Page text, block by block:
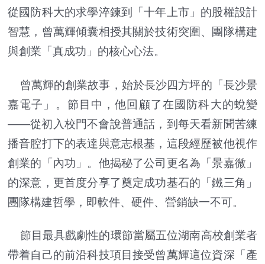
從國防科大的求學淬鍊到「十年上市」的股權設計
智慧，曾萬輝傾囊相授其關於技術突圍、團隊構建
與創業「真成功」的核心心法。
曾萬輝的創業故事，始於長沙四方坪的「長沙景
嘉電子」。節目中，他回顧了在國防科大的蛻變
——從初入校門不會說普通話，到每天看新聞苦練
播音腔打下的表達與意志根基，這段經歷被他視作
創業的「內功」。他揭秘了公司更名為「景嘉微」
的深意，更首度分享了奠定成功基石的「鐵三角」
團隊構建哲學，即軟件、硬件、營銷缺一不可。
節目最具戲劇性的環節當屬五位湖南高校創業者
帶着自己的前沿科技項目接受曾萬輝這位資深「產